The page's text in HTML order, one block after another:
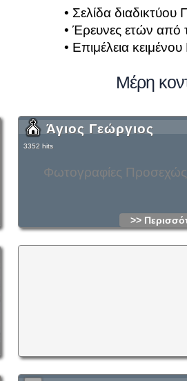
• Σελίδα
• Έρευνες ετών από
• Επιμέλεια
Μέρη
Φωτογραφίες Προσεχώς
Άγιος Γεώργιος
3352 hits
>>